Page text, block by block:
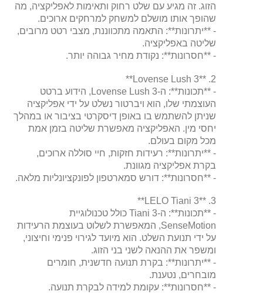
הזוג. זה מגיע עם שלט רחוק ותאימות לאפליקציה, מה
שהופך אותו מושלם למשחק למרחקים ארוכים.
- **יתרונות**: התאמה מתכווננת, מצבי רטט מרובים,
שליטה באפליקציה.
- **חסרונות**: נקודת מחיר גבוהה יותר.
2. **Lovense Lush 3**
- **תכונות**: ה-Lovense Lush 3, הידוע ברטט
העוצמתי שלו, הוא ויברטור נשלט על ידי אפליקציה
שניתן להשתמש בו באופן דיסקרטי בציבור או במהלך
יחסי מין. האפליקציה מאפשרת שליטה בזמן אמת
מכל מקום בעולם.
- **יתרונות**: רעידות חזקות, חיי סוללה ארוכים,
בקרת אפליקציה מגוונת.
- **חסרונות**: דורש סמארטפון לפונקציונליות מלאה.
3. **LELO Tiani 3**
- **תכונות**: ה-Tiani 3 כולל טכנולוגיית
SenseMotion, המאפשרת לשלוט בעוצמת הרעידות
על ידי תנועת השלט. הוא מיועד לגירוי פנימי וחיצוני,
ומשפר את ההנאה לשני בני הזוג.
- **יתרונות**: בקרת תנועה חדשנית, חומרים
מובחרים, נטענת.
- **חסרונות**: עקומת למידה לבקרת תנועה.